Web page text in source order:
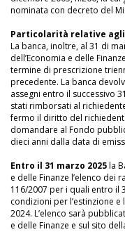
nominata con decreto del
Particolarità relative
La banca, inoltre, al 31 di
dell’Economia e delle
termine di prescrizione
precedente. La banca
assegni entro il successivo
stati rimborsati al
fermo il diritto del
domandare al Fondo
dieci anni dalla data di
Entro il 31 marzo 2025la
e delle Finanze l’elenco dei
116/2007 per i quali entro il
condizioni per l’estinzione e
2024. L’elenco sarà
e delle Finanze e sul sito